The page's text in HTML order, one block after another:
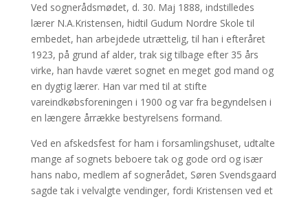
Ved sognerådsmødet, d. 30. Maj 1888, indstilledes
lærer N.A.Kristensen, hidtil Gudum Nordre Skole til
embedet, han arbejdede utrættelig, til han i efteråret
1923, på grund af alder, trak sig tilbage efter 35 års
virke, han havde været sognet en meget god mand og
en dygtig lærer. Han var med til at stifte
vareindkøbsforeningen i 1900 og var fra begyndelsen i
en længere årrække bestyrelsens formand.
Ved en afskedsfest for ham i forsamlingshuset, udtalte
mange af sognets beboere tak og gode ord og især
hans nabo, medlem af sognerådet, Søren Svendsgaard
sagde tak i velvalgte vendinger, fordi Kristensen ved et